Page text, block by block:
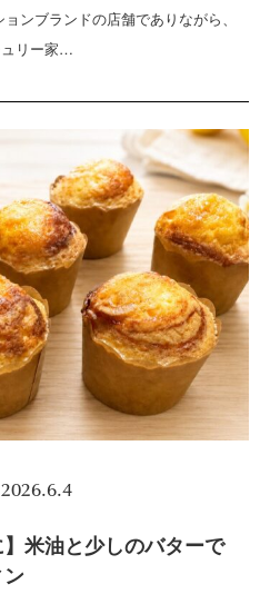
ンブランドの店舗でありながら、
ュリー家…
2026.6.4
】米油と少しのバターで